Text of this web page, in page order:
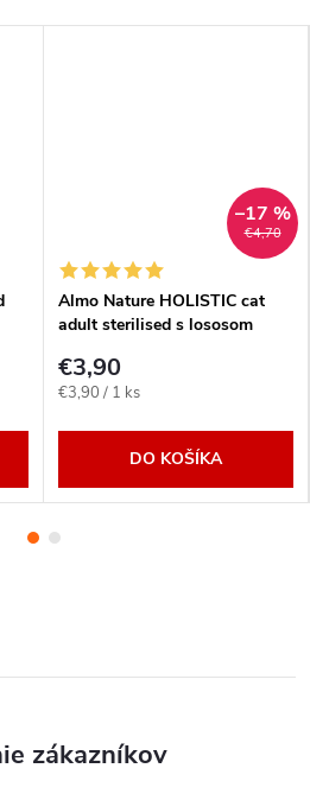
€4,70
–17 %
Almo Nature HOLISTIC cat
adult sterilised s lososom
€3,90
Jednotková
€3,90 / 1 ks
DO KOŠÍKA
zákazníkov